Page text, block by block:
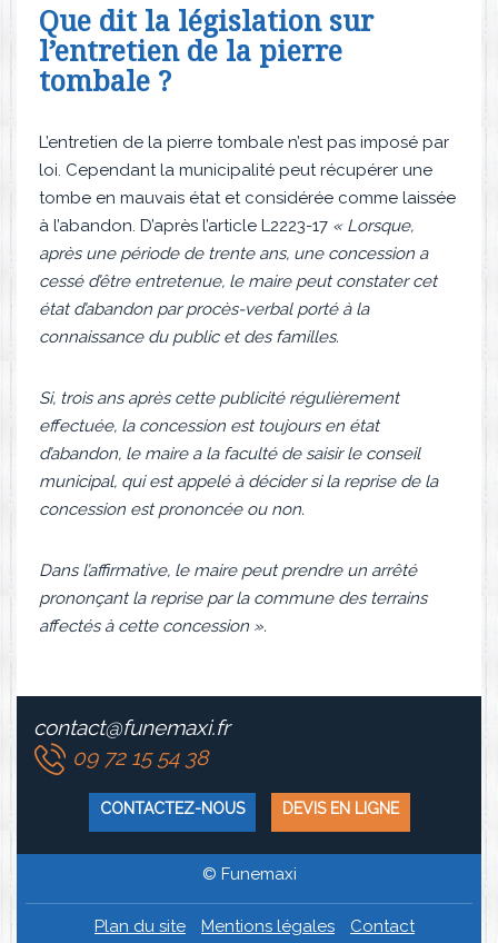
Que dit la législation sur
l’entretien de la pierre
tombale ?
L’entretien de la pierre tombale n’est pas imposé par
loi. Cependant la municipalité peut récupérer une
tombe en mauvais état et considérée comme laissée
à l’abandon. D’après l’article L2223-17 « Lorsque,
après une période de trente ans, une concession a
cessé d’être entretenue, le maire peut constater cet
état d’abandon par procès-verbal porté à la
connaissance du public et des familles.
Si, trois ans après cette publicité régulièrement
effectuée, la concession est toujours en état
d’abandon, le maire a la faculté de saisir le conseil
municipal, qui est appelé à décider si la reprise de la
concession est prononcée ou non.
Dans l’affirmative, le maire peut prendre un arrêté
prononçant la reprise par la commune des terrains
affectés à cette concession ».
contact@funemaxi.fr
09 72 15 54 38
CONTACTEZ-NOUS DEVIS EN LIGNE
© Funemaxi
Plan du site Mentions légales
Contact